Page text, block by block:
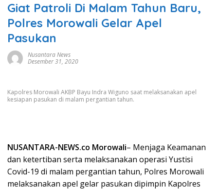
Giat Patroli Di Malam Tahun Baru,
Polres Morowali Gelar Apel
Pasukan
Nusantara News
Desember 31, 2020
Kapolres Morowali AKBP Bayu Indra Wiguno saat melaksanakan apel
kesiapan pasukan di malam pergantian tahun.
NUSANTARA-NEWS.co Morowali– Menjaga Keamanan
dan ketertiban serta melaksanakan operasi Yustisi
Covid-19 di malam pergantian tahun, Polres Morowali
melaksanakan apel gelar pasukan dipimpin Kapolres